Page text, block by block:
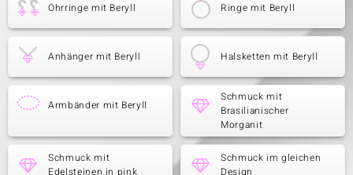
Ohrringe mit Beryll Ringe mit Beryll
Anhänger mit Beryll Halsketten mit Beryll
Armbänder mit Beryll
Schmuck mit
Brasilianischer
Morganit
Schmuck mit
Edelsteinen in pink
Schmuck im gleichen
Design